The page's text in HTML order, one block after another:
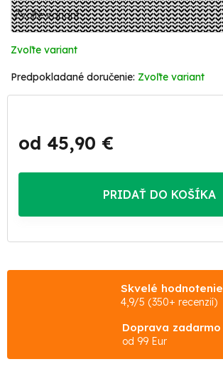
Zvoľte variant
Zvoľte variant
od 45,90 €
Jednotková
cena:
PRIDAŤ DO KOŠÍKA
Skvelé hodnotenie
4,9/5 (350+ recenzií)
Doprava zadarmo
od 99 Eur